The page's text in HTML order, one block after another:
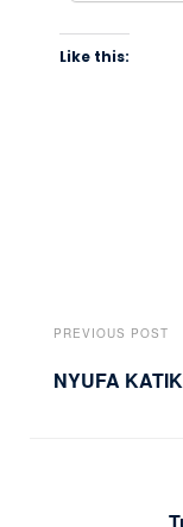
Like this:
PREVIOUS POST
NYUFA